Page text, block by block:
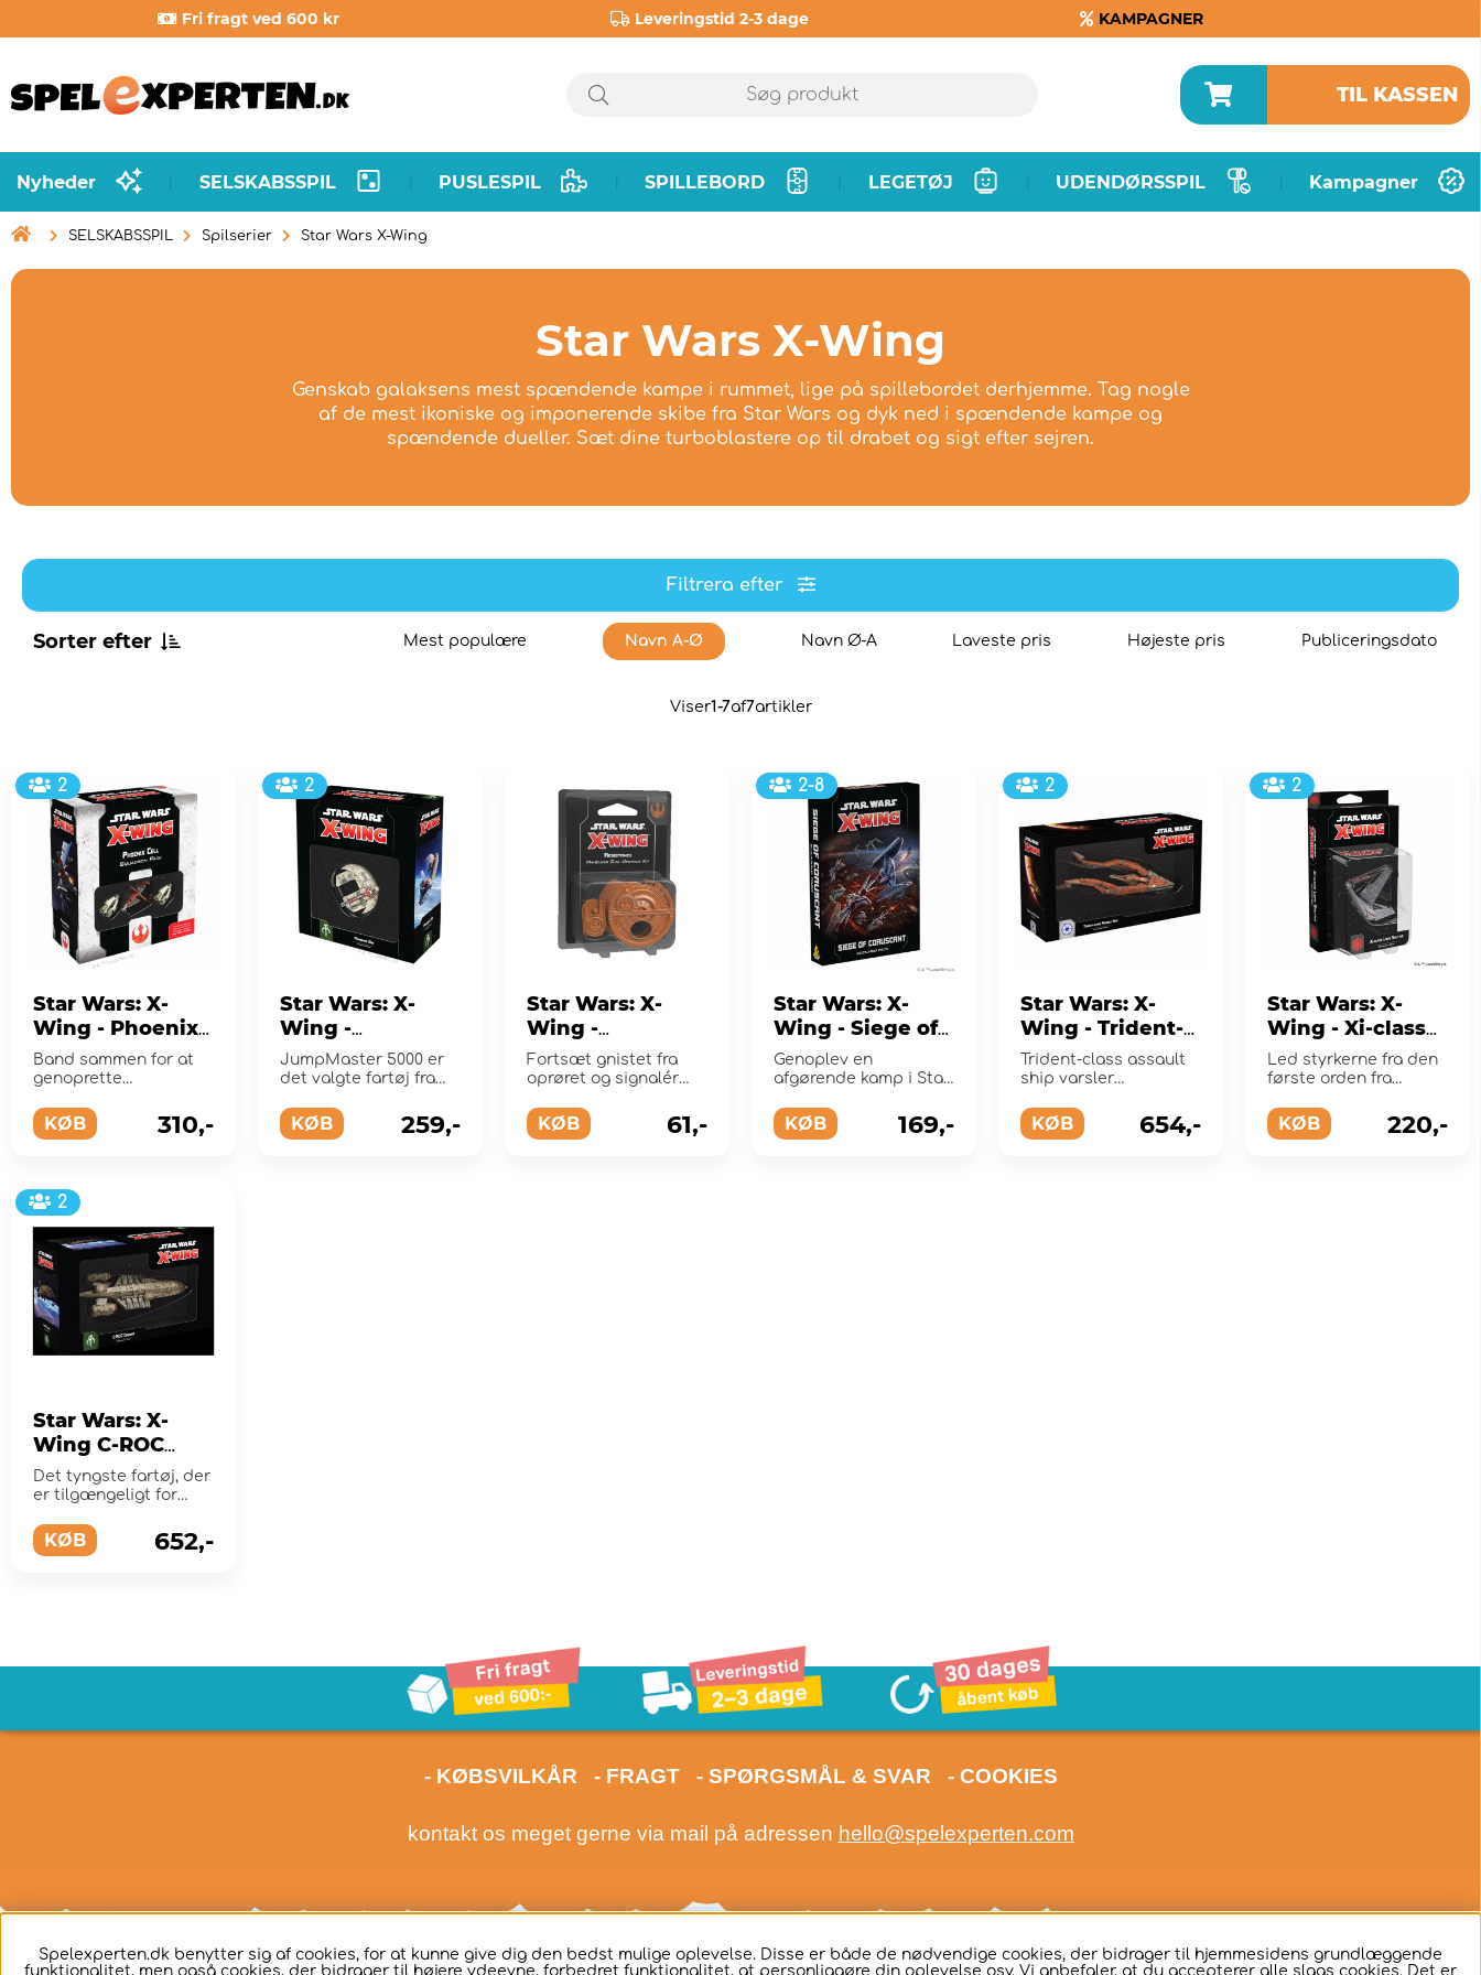
Fri fragt ved 600 kr Leveringstid 2-3 dage KAMPAGNER
TIL KASSEN
Nyheder SELSKABSSPIL PUSLESPIL SPILLEBORD LEGETØJ UDENDØRSSPIL Kampagner
 SELSKABSSPIL Spilserier Star Wars X-Wing
Star Wars X-Wing
Genskab galaksens mest spændende kampe i rummet, lige på spillebordet derhjemme. Tag nogle
af de mest ikoniske og imponerende skibe fra Star Wars og dyk ned i spændende kampe og
spændende dueller. Sæt dine turboblastere op til drabet og sigt efter sejren.
Filtrera efter
Sorter efter Mest populære Navn A-Ø Navn Ø-A Laveste pris Højeste pris Publiceringsdato
Viser1-7af7artikler
2
Star Wars: X-
Wing - Phoenix
Cell Squadron
Pack (Exp.)
Band sammen for at
genoprette
KØB 310,-
2
Star Wars: X-
Wing -
Punishing One
(Exp.)
JumpMaster 5000 er
det valgte fartøj fra
hæderjæ...
KØB 259,-
Star Wars: X-
Wing -
Resistance
Maneuver Dial
(Exp.)
Fortsæt gnistet fra
oprøret og signalér
beskytte fr...
KØB 61,-
2-8
Star Wars: X-
Wing - Siege of
Coruscant
Scenario Pack
Genoplev en
afgørende kamp i Star
KØB 169,-
2
Star Wars: X-
Wing - Trident-
Class Assault
Ship (Exp.)
Trident-class assault
ship varsler
fjendtlige styrker, der
kommer uhyggelig...
KØB 654,-
2
Star Wars: X-
Wing - Xi-class
Light Shuttle
(Exp.)
Led styrkerne fra den
første orden fra
klasse Light Shuttle.
KØB 220,-
2
Star Wars: X-
Wing C-ROC
Cruiser (Exp.)
Det tyngste fartøj, der
er tilgængeligt for
operationer, kart...
KØB 652,-
- KØBSVILKÅR - FRAGT - SPØRGSMÅL & SVAR - COOKIES
kontakt os meget gerne via mail på adressen hello@spelexperten.com
Spelexperten.dk benytter sig af cookies, for at kunne give dig den bedst mulige oplevelse. Disse er både de nødvendige cookies, der bidrager til hjemmesidens grundlæggende
funktionalitet, men også cookies, der bidrager til højere ydeevne, forbedret funktionalitet, at personliggøre din oplevelse osv. Vi anbefaler, at du accepterer alle slags cookies. Det er